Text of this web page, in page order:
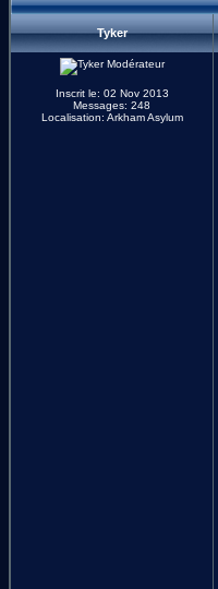
Tyker
Inscrit le: 02 Nov 2013
Messages: 248
Localisation: Arkham Asylum